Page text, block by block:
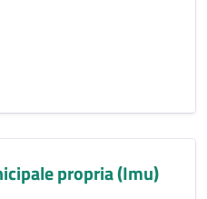
propria (Imu)